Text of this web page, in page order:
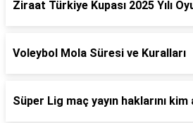
Ziraat Türkiye Kupası 2025 Yılı
Voleybol Mola Süresi ve Kuralları
Süper Lig maç yayın haklarını kim